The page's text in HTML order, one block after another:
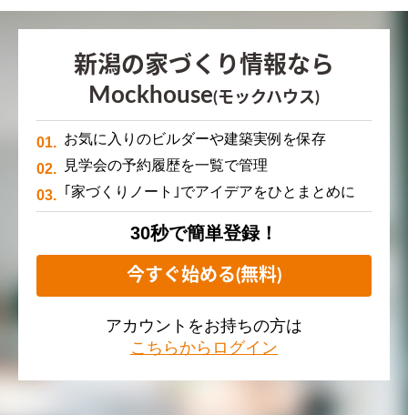
新潟の家づくり情報なら
Mockhouse(モックハウス)
お気に入りのビルダーや建築実例を保存
見学会の予約履歴を一覧で管理
｢家づくりノート｣でアイデアをひとまとめに
30秒で簡単登録！
今すぐ始める(無料)
アカウントをお持ちの方は
こちらからログイン